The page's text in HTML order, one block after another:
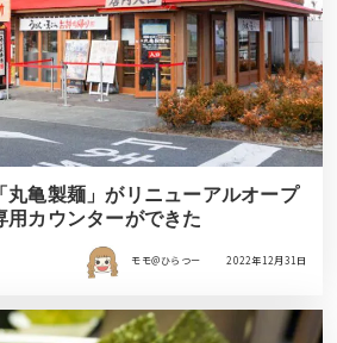
丸亀製麺」がリニューアルオープ
用カウンターができた
モモ＠ひらつー 2022年12月31日